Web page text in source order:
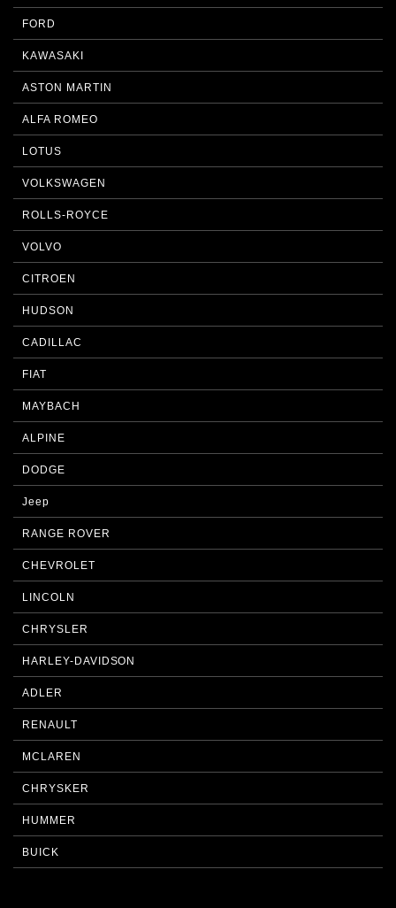
FORD
KAWASAKI
ASTON MARTIN
ALFA ROMEO
LOTUS
VOLKSWAGEN
ROLLS-ROYCE
VOLVO
CITROEN
HUDSON
CADILLAC
FIAT
MAYBACH
ALPINE
DODGE
Jeep
RANGE ROVER
CHEVROLET
LINCOLN
CHRYSLER
HARLEY-DAVIDSON
ADLER
RENAULT
MCLAREN
CHRYSKER
HUMMER
BUICK